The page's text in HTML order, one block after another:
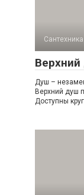
Сантехника
Душ –
Верхний душ
Доступны